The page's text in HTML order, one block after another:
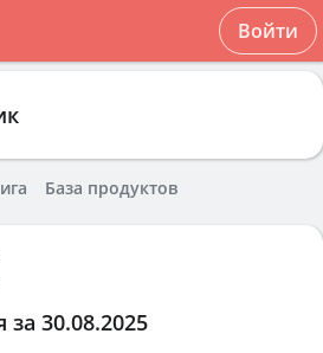
Войти
База продуктов
30.08.2025